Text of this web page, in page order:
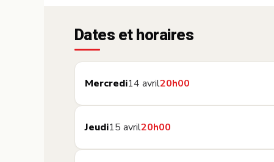
Dates et horaires
Mercredi14 avril20h00
Jeudi15 avril20h00